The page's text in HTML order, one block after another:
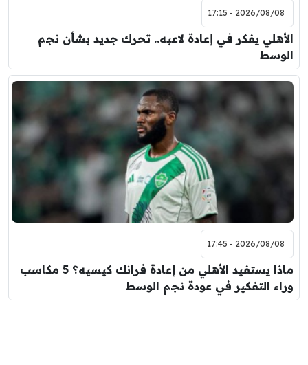
2026/08/08 - 17:15
الأهلي يفكر في إعادة لاعبه.. تحرك جديد بشأن نجم
الوسط
2026/08/08 - 17:45
ماذا يستفيد الأهلي من إعادة فرانك كيسيه؟ 5 مكاسب
وراء التفكير في عودة نجم الوسط